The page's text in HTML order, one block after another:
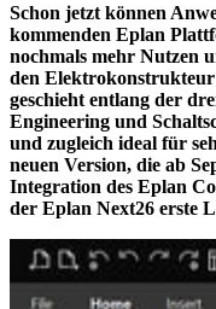
Schon jetzt können
kommenden Eplan
nochmals mehr Nutzen
den
geschieht entlang der
Engineering und
und zugleich ideal für
neuen Version, die ab
Integration des Eplan
der Eplan Next26 erste